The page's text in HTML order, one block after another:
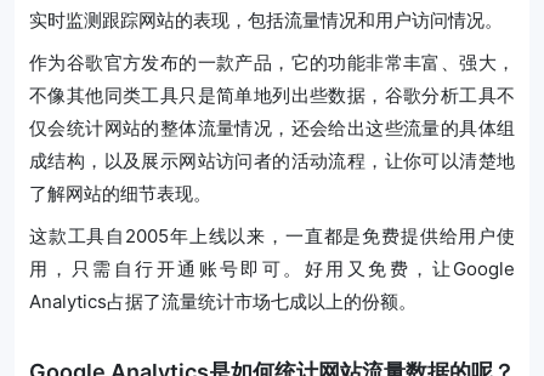
实时监测跟踪网站的表现，包括流量情况和用户访问情况。
作为谷歌官方发布的一款产品，它的功能非常丰富、强大，
不像其他同类工具只是简单地列出些数据，谷歌分析工具不
仅会统计网站的整体流量情况，还会给出这些流量的具体组
成结构，以及展示网站访问者的活动流程，让你可以清楚地
了解网站的细节表现。
这款工具自2005年上线以来，一直都是免费提供给用户使
用，只需自行开通账号即可。好用又免费，让Google
Analytics占据了流量统计市场七成以上的份额。